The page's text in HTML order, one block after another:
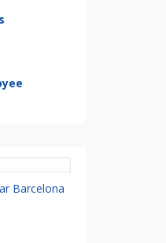
Barcelona